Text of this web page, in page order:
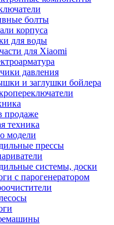
болты
корпуса
для воды
для Xiaomi
давления
и заглушки бойлера
продаже
техника
модели
прессы
системы, доски
с парогенератором